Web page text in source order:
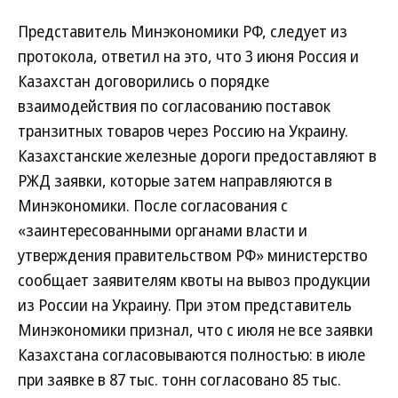
Представитель Минэкономики РФ, следует из
протокола, ответил на это, что 3 июня Россия и
Казахстан договорились о порядке
взаимодействия по согласованию поставок
транзитных товаров через Россию на Украину.
Казахстанские железные дороги предоставляют в
РЖД заявки, которые затем направляются в
Минэкономики. После согласования с
«заинтересованными органами власти и
утверждения правительством РФ» министерство
сообщает заявителям квоты на вывоз продукции
из России на Украину. При этом представитель
Минэкономики признал, что с июля не все заявки
Казахстана согласовываются полностью: в июле
при заявке в 87 тыс. тонн согласовано 85 тыс.